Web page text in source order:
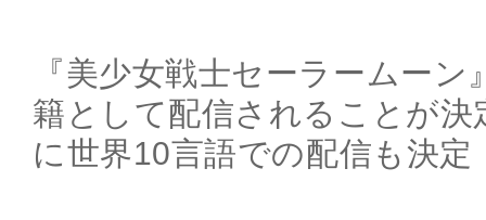
『美少女戦士セーラームー
籍として配信されることが
に世界10言語での配信も決定